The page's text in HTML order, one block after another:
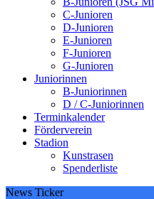
C-Junioren
D-Junioren
E-Junioren
F-Junioren
G-Junioren
Juniorinnen
B-Juniorinnen
D / C-Juniorinnen
Terminkalender
Förderverein
Stadion
Kunstrasen
Spenderliste
News Ticker